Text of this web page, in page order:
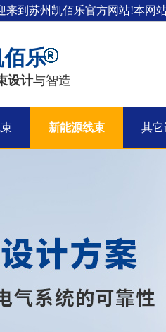
来到苏州凯佰乐官方网站!本网
佰乐
设计与智造
新能源线束 其它